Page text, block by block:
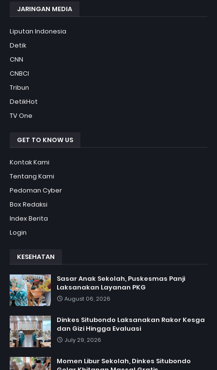
JARINGAN MEDIA
Liputan Indonesia
Detik
CNN
CNBCI
Tribun
DetikHot
TV One
GET TO KNOW US
Kontak Kami
Tentang Kami
Pedoman Cyber
Box Redaksi
Index Berita
Login
KESEHATAN
Sasar Anak Sekolah, Puskesmas Panji
Laksanakan Layanan PKG
August 06, 2026
Dinkes Situbondo Laksanakan Rakor Kesga
dan Gizi Hingga Evaluasi
July 29, 2026
Momen Libur Sekolah, Dinkes Situbondo